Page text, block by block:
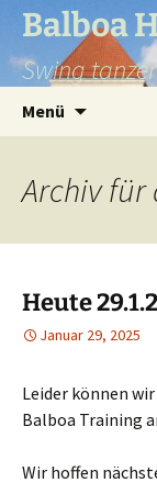
Balboa
Swing
Menü
Archiv für
Heute
Januar 29, 2025
Leider können
Balboa Training
Wir hoffen